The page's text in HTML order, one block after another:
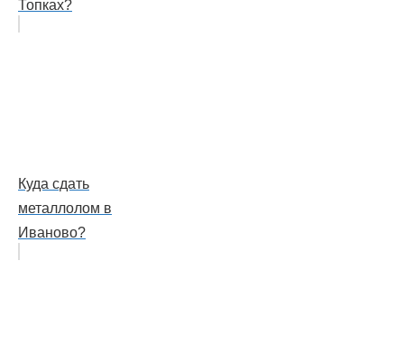
Топках?
Куда сдать
металлолом в
Иваново?